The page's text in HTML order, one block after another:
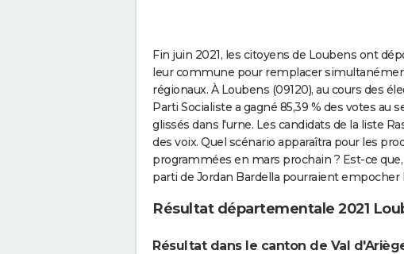
Fin juin 2021, les citoyens de Loubens ont
leur commune pour remplacer
régionaux. À Loubens (09120), au cours des
Parti Socialiste a gagné 85,39 % des votes
glissés dans l'urne. Les candidats de la liste
des voix. Quel scénario apparaîtra pour les
programmées en mars prochain ? Est-ce
parti de Jordan Bardella pourraient empocher
Résultat départementale 2021
Résultat dans le canton de Val